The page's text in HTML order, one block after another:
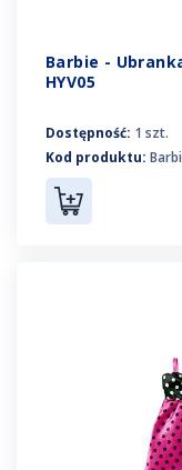
Barbie -
HYV05
Dostępność: 1 szt.
Kod produktu: